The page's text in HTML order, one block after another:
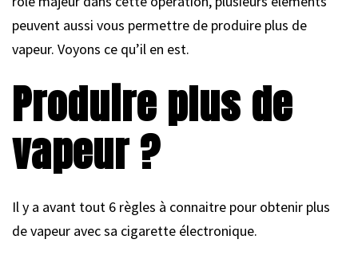
peuvent aussi vous permettre de produire plus de
vapeur. Voyons ce qu’il en est.
Produire plus de
vapeur ?
Il y a avant tout 6 règles à connaitre pour obtenir plus
de vapeur avec sa cigarette électronique.